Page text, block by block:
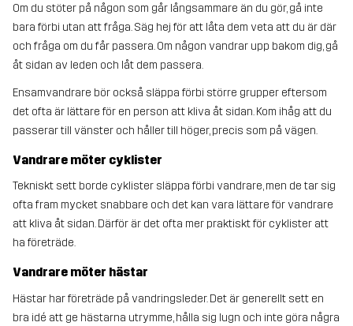
Om du stöter på någon som går långsammare än du gör, gå inte
bara förbi utan att fråga. Säg hej för att låta dem veta att du är där
och fråga om du får passera. Om någon vandrar upp bakom dig, gå
åt sidan av leden och låt dem passera.
Ensamvandrare bör också släppa förbi större grupper eftersom
det ofta är lättare för en person att kliva åt sidan. Kom ihåg att du
passerar till vänster och håller till höger, precis som på vägen.
Vandrare möter cyklister
Tekniskt sett borde cyklister släppa förbi vandrare, men de tar sig
ofta fram mycket snabbare och det kan vara lättare för vandrare
att kliva åt sidan. Därför är det ofta mer praktiskt för cyklister att
ha företräde.
Vandrare möter hästar
Hästar har företräde på vandringsleder. Det är generellt sett en
bra idé att ge hästarna utrymme, hålla sig lugn och inte göra några